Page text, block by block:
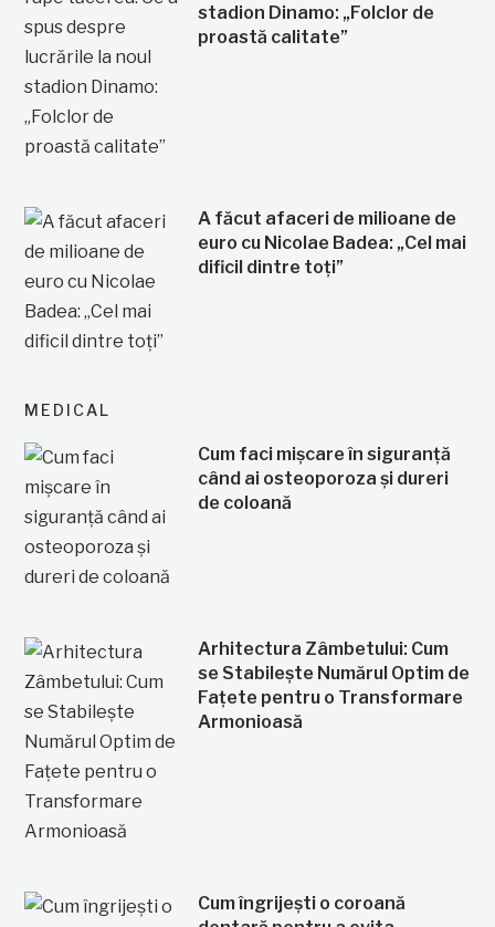
stadion Dinamo: „Folclor de
proastă calitate”
A făcut afaceri de milioane de
euro cu Nicolae Badea: „Cel mai
dificil dintre toți”
MEDICAL
Cum faci mișcare în siguranță
când ai osteoporoza și dureri
de coloană
Arhitectura Zâmbetului: Cum
se Stabilește Numărul Optim de
Fațete pentru o Transformare
Armonioasă
Cum îngrijești o coroană